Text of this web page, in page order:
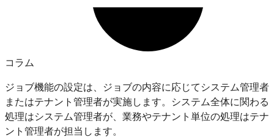
コラム
ジョブ機能の設定は、ジョブの内容に応じてシステム管理者
またはテナント管理者が実施します。システム全体に関わる
処理はシステム管理者が、業務やテナント単位の処理はテナ
ント管理者が担当します。